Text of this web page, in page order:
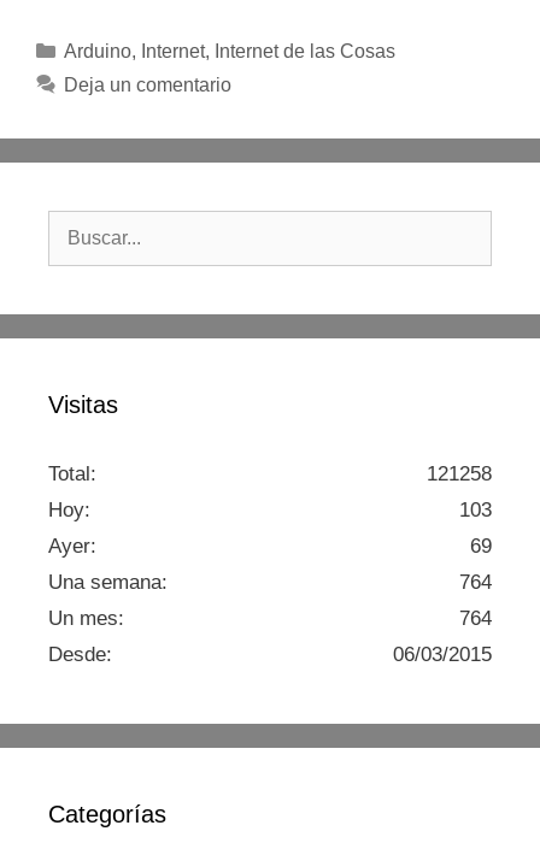
Categorías
Arduino, Internet, Internet de las Cosas
Deja un comentario
Buscar:
Visitas
121258
Total:
103
Hoy:
69
Ayer:
764
Una semana:
764
Un mes:
06/03/2015
Desde:
Categorías